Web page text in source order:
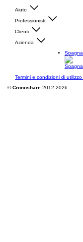
Aiuto
Professionisti
Clienti
Azienda
Spagna
Termini e condizioni di utilizzo
©Cronoshare 2012-2026